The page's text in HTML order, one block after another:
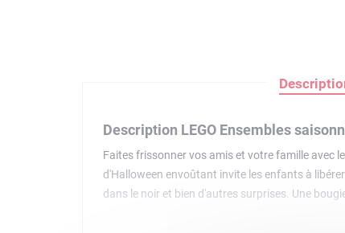
Description LEGO Ensembles
Faites frissonner vos amis et votre famille avec
d'Halloween envoûtant invite les enfants à
dans le noir et bien d'autres surprises. Une